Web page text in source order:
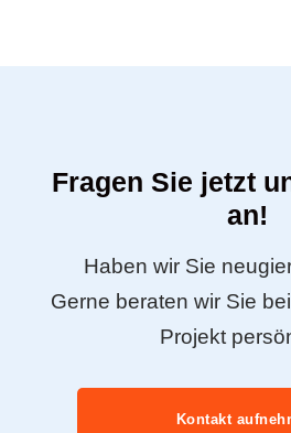
Fragen Sie jetzt
an!
Haben wir Sie
Gerne beraten wir Sie
Projekt
Kontakt